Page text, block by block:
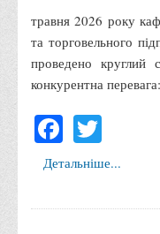
ТОП-20 кращих
Вступнику
Чому варто обирати
Перелік
Перелік документів
травня 2026 року
та торговельного
проведено круглий
конкурентна
Facebook
Детальніше...